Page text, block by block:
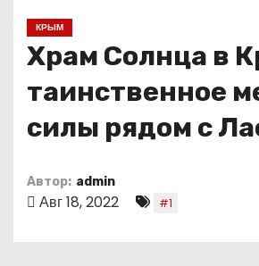
КРЫМ
Храм Солнца в
таинственное
силы рядом с
Автор: admin
Авг 18, 2022 #1